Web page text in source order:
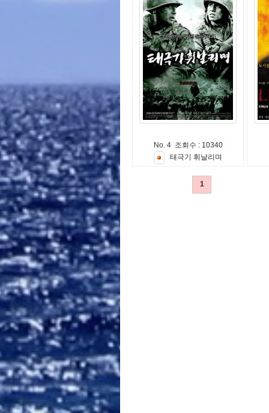
No. 4 조회수 : 10340
태 극기 휘 날리 며
1